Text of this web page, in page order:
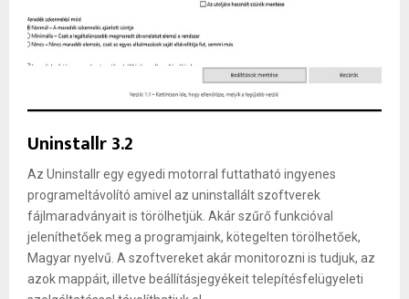
Uninstallr 3.2
Az Uninstallr egy egyedi motorral futtatható ingyenes
programeltávolító amivel az uninstallált szoftverek
fájlmaradványait is törölhetjük. Akár szűrő funkcióval
jeleníthetőek meg a programjaink, kötegelten törölhetőek,
Magyar nyelvű. A szoftvereket akár monitorozni is tudjuk, az
azok mappáit, illetve beállításjegyékeit telepítésfelügyeleti